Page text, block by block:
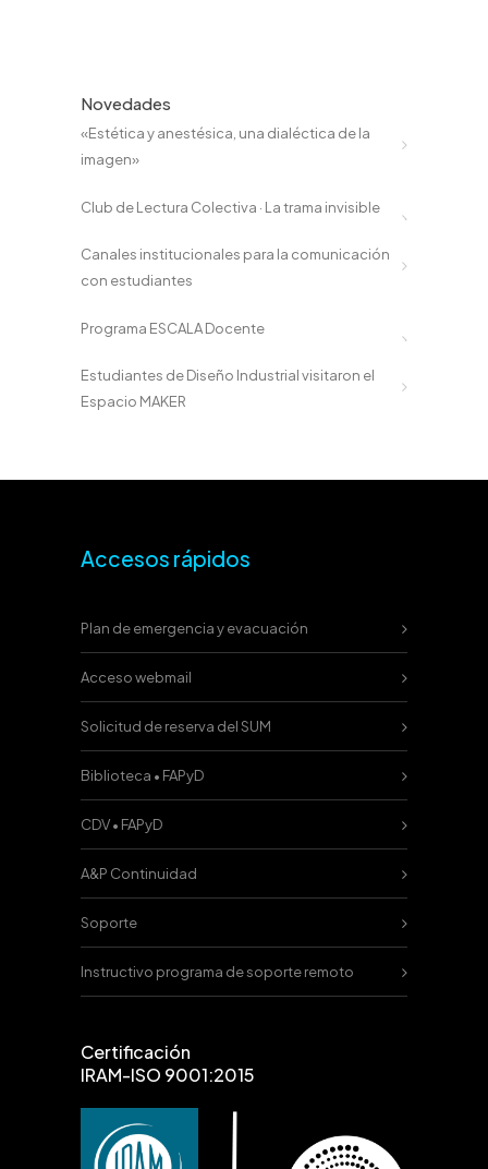
Novedades
«Estética y anestésica, una dialéctica de la
imagen»
Club de Lectura Colectiva · La trama invisible
Canales institucionales para la comunicación
con estudiantes
Programa ESCALA Docente
Estudiantes de Diseño Industrial visitaron el
Espacio MAKER
Accesos rápidos
Plan de emergencia y evacuación
Acceso webmail
Solicitud de reserva del SUM
Biblioteca • FAPyD
CDV • FAPyD
A&P Continuidad
Soporte
Instructivo programa de soporte remoto
Certificación
IRAM-ISO 9001:2015